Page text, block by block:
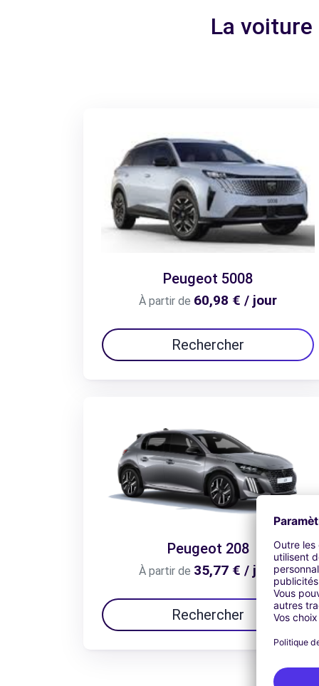
La
Peugeot 5008
À partir de 60,98 € / jour
Rechercher
Peugeot 208
À partir de 35,77 € / jour
Rechercher